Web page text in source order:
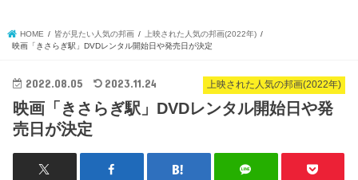
HOME 皆が見たい人気の邦画
上映された人気の邦画(2022年)
映画「きさらぎ駅」DVDレンタル開始日や発売日が決定
上映された人気の邦画(2022年)
2022.08.05 2023.11.24
映画「きさらぎ駅」DVDレンタル開始日や発
売日が決定